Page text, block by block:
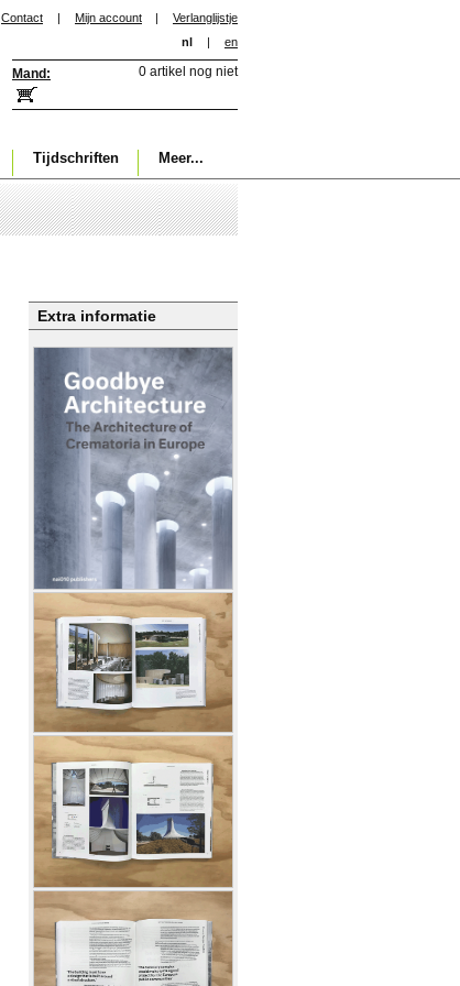
Contact | Mijn account |
Verlanglijstje
nl
| en
Mand: 0 artikel nog niet
Tijdschriften Meer...
Extra informatie